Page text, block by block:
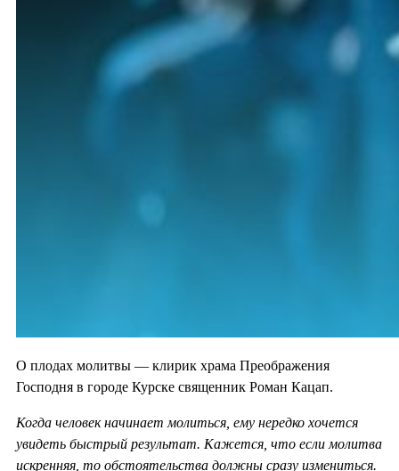
О плодах молитвы — клирик храма Преображения
Господня в городе Курске священник Роман Кацап.
Когда человек начинает молиться, ему нередко хочется
увидеть быстрый результат. Кажется, что если молитва
искренняя, то обстоятельства должны сразу измениться.